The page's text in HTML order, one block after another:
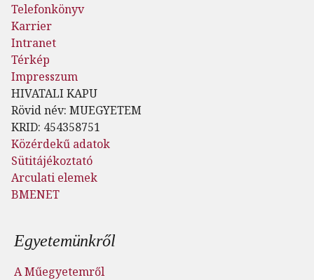
Telefonkönyv
Karrier
Intranet
Térkép
Impresszum
HIVATALI KAPU
Rövid név: MUEGYETEM
KRID: 454358751
Közérdekű adatok
Sütitájékoztató
Arculati elemek
BMENET
Lábléc menü
Egyetemünkről
A Műegyetemről